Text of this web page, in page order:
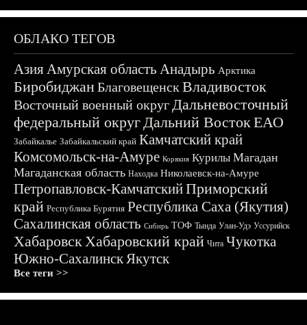
ОБЛАКО ТЕГОВ
АзияАмурская область Анадырь Арктика
БиробиджанБлаговещенскВладивосток
Восточный военный округДальневосточный
федеральный округДальний ВостокЕАО
Забайкалье Забайкальский край Камчатский край
Комсомольск-на-Амуре Корякия Курилы Магадан
Магаданская область Находка Николаевск-на-Амуре
Петропавловск-КамчатскийПриморский
край Республика Бурятия Республика Саха (Якутия)
Сахалинская область Сибирь ТОФ Тында Улан-Удэ Уссурийск
ХабаровскХабаровский край Чита Чукотка
Южно-СахалинскЯкутск
Все теги >>